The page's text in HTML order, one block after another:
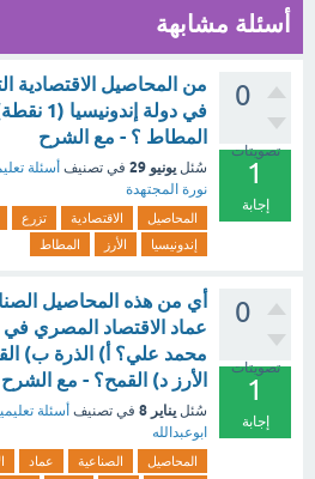
أسئلة مشابهة
0
تصويتات
1
إجابة
من المحاصيل ‏الاقتصادية
في دولة
‏المطاط ؟ - مع الشرح
سُئل يونيو 29 في تصنيف أسئلة
نورة المجتهدة
المحاصيل الاقتصادية تزرع
إندونيسيا
الأرز المطاط
0
تصويتات
1
إجابة
أي من هذه المحاصيل
عماد الاقتصاد المصري
محمد علي؟ أ) الذرة ب)
الأرز د) القمح؟ - مع الشرح
سُئل يناير 8 في تصنيف أسئلة
ابوعبدالله
المحاصيل الصناعية عماد